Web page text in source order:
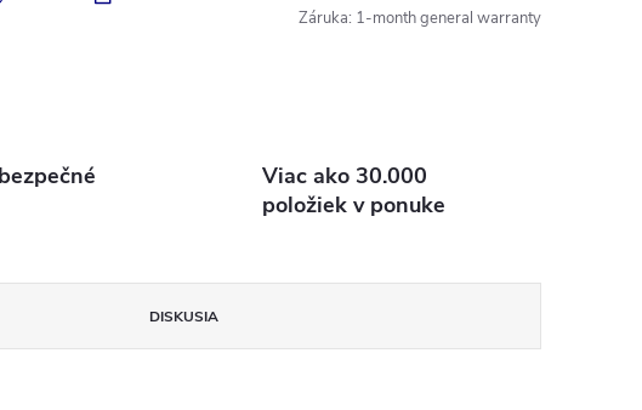
Záruka: 1-month general warranty
Viac ako 30.000
položiek v ponuke
DISKUSIA